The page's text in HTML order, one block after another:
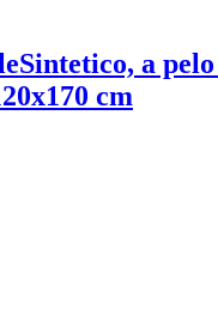
Sintetico, a
cm